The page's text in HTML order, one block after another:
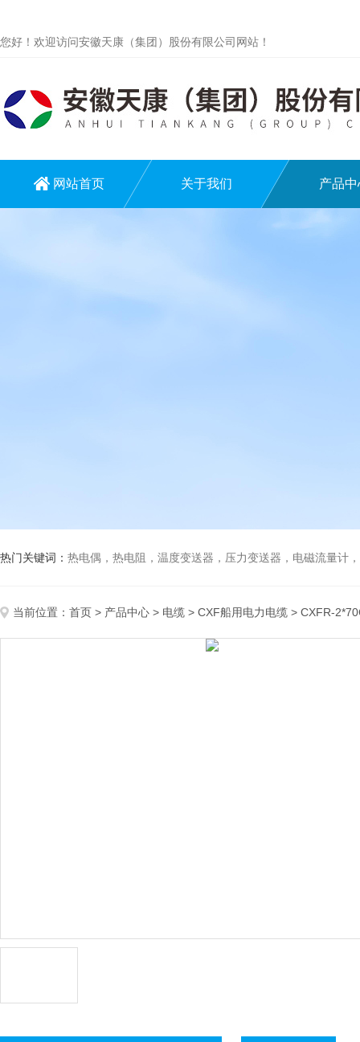
您好！欢迎访问安徽天康（集团）股份有限公司网站！
网站首页 关于我们 产品中
热门关键词： 热电偶，热电阻，温度变送器，压力变送器，电磁流量计，
当前位置： 首页 > 产品中心 > 电缆 > CXF船用电力电缆 > CXFR-